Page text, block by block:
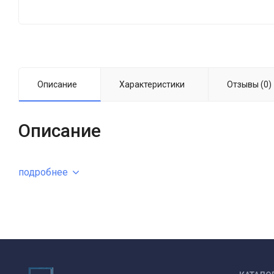
Описание Характеристики Отзывы (0)
Описание
подробнее